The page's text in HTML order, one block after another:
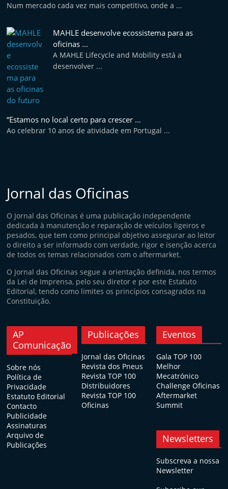
Num mercado cada vez mais competitivo, onde a ...
MAHLE desenvolve ecossistema para as
oficinas ...
A MAHLE Lifecycle and Mobility está a
desenvolver ...
“Estamos no local certo para crescer ...
Ao celebrar 10 anos de atividade em Portugal ...
Jornal das Oficinas
O Jornal das Oficinas é uma publicação independente
dedicada à manutenção e reparação de veículos ligeiros e
pesados, que tem como principal objetivo assegurar ao leitor
o direito a ser informado com verdade, rigor e isenção acerca
de todos os temas relacionados com o aftermarket.
O Jornal das Oficinas segue a orientação definida, nos termos
da Lei de Imprensa, pelo seu diretor e por este Estatuto
Editorial, tendo como limites os princípios consagrados na
Constituição.
AP
Comunicação
Sobre nós
Política de
Privacidade
Estatuto Editorial
Contacto
Publicidade
Assinaturas
Arquivo de
Publicações
Publicações
Jornal das Oficinas
Revista dos Pneus
Revista TOP 100
Distribuidores
Revista TOP 100
Oficinas
Eventos
Gala TOP 100
Melhor
Mecatrónico
Challenge Oficinas
Aftermarket
Summit
Newsletters
Subscreva a nossa
Newsletter